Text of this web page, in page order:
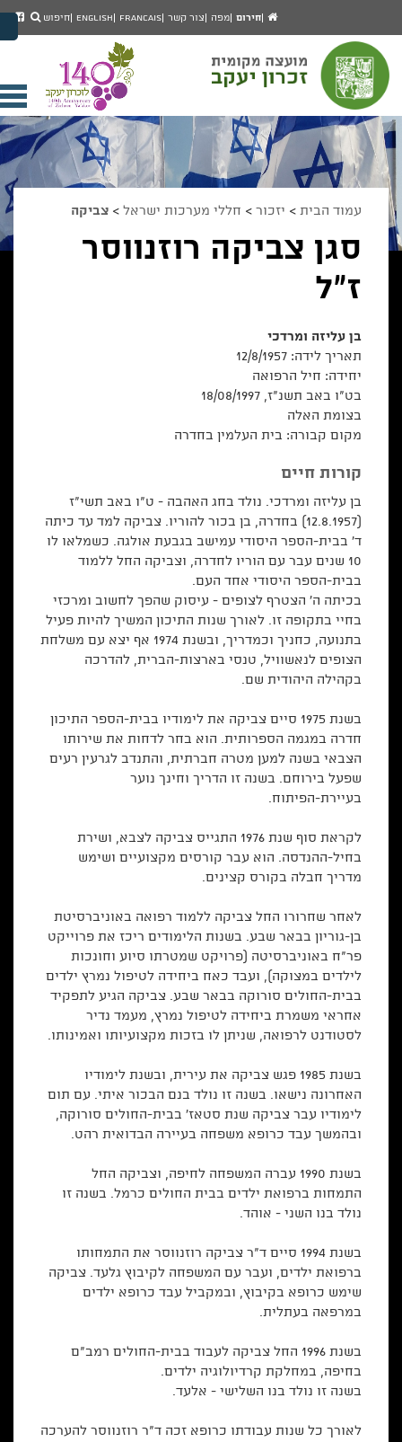
מעבר לתפריט ראשי
הגדל גודל פונט
הקטן גודל פונט
מצב ניגודיות גבוהה
מצב ניגודיות נמוכה
הצג קישורים
הצהרת נגישות
עמוד
הבית
חירום מפה צור קשר Francais
English חיפוש
עמוד הבית > יזכור > חללי מערכות ישראל > צביקה
סגן צביקה רוזנווסר
ז"ל
בן עליזה ומרדכי
תאריך לידה: 12/8/1957
יחידה: חיל הרפואה
בט"ו באב תשנ"ז, 18/08/1997
בצומת האלה
מקום קבורה: בית העלמין בחדרה
קורות חיים
בן עליזה ומרדכי. נולד בחג האהבה - ט"ו באב תשי"ז
(12.8.1957) בחדרה, בן בכור להוריו. צביקה למד עד כיתה
ד' בבית-הספר היסודי עמישב בגבעת אולגה. כשמלאו לו
10 שנים עבר עם הוריו לחדרה, וצביקה החל ללמוד
בבית-הספר היסודי אחד העם.
בכיתה ה' הצטרף לצופים - עיסוק שהפך לחשוב ומרכזי
בחיי בתקופה זו. לאורך שנות התיכון המשיך להיות פעיל
בתנועה, כחניך וכמדריך, ובשנת 1974 אף יצא עם משלחת
הצופים לנאשוויל, טנסי בארצות-הברית, להדרכה
בקהילה היהודית שם.
בשנת 1975 סיים צביקה את לימודיו בבית-הספר התיכון
חדרה במגמה הספרותית. הוא בחר לדחות את שירותו
הצבאי בשנה למען מטרה חברתית, והתנדב לגרעין רעים
שפעל בירוחם. בשנה זו הדריך וחינך נוער
בעיירת-הפיתוח.
לקראת סוף שנת 1976 התגייס צביקה לצבא, ושירת
בחיל-ההנדסה. הוא עבר קורסים מקצועיים ושימש
מדריך חבלה בקורס קצינים.
לאחר שחרורו החל צביקה ללמוד רפואה באוניברסיטת
בן-גוריון בבאר שבע. בשנות הלימודים ריכז את פרוייקט
פר"ח באוניברסיטה (פרויקט שמטרתו סיוע וחונכות
לילדים במצוקה), ועבד כאח ביחידה לטיפול נמרץ ילדים
בבית-החולים סורוקה בבאר שבע. צביקה הגיע לתפקיד
אחראי משמרת ביחידה לטיפול נמרץ, מעמד נדיר
לסטודנט לרפואה, שניתן לו בזכות מקצועיותו ואמינותו.
בשנת 1985 פגש צביקה את עירית, ובשנת לימודיו
האחרונה נישאו. בשנה זו נולד בנם הבכור איתי. עם תום
לימודיו עבר צביקה שנת סטאז' בבית-החולים סורוקה,
ובהמשך עבד כרופא משפחה בעיירה הבדואית רהט.
בשנת 1990 עברה המשפחה לחיפה, וצביקה החל
התמחות ברפואת ילדים בבית החולים כרמל. בשנה זו
נולד בנו השני - אוהד.
בשנת 1994 סיים ד"ר צביקה רוזנווסר את התמחותו
ברפואת ילדים, ועבר עם המשפחה לקיבוץ גלעד. צביקה
שימש כרופא בקיבוץ, ובמקביל עבד כרופא ילדים
במרפאה בעתלית.
בשנת 1996 החל צביקה לעבוד בבית-החולים רמב"ם
בחיפה, במחלקת קרדיולוגיה ילדים.
בשנה זו נולד בנו השלישי - אלעד.
לאורך כל שנות עבודתו כרופא זכה ד"ר רוזנווסר להערכה